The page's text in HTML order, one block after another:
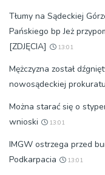
Tłumy na Sądeckiej
Pańskiego bp Jeż
[ZDJĘCIA]
13:01
Mężczyzna został
nowosądeckiej
Można starać się o
wnioski
13:01
IMGW ostrzega przed
Podkarpacia
13:01